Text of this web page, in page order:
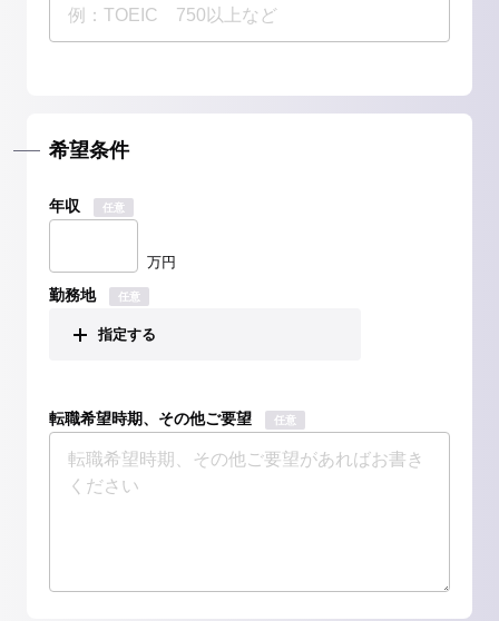
希望条件
年収 任意
万円
勤務地 任意
指定する
転職希望時期、その他ご要望 任意